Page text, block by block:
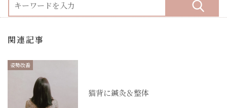
関連記事
姿勢改善
猫背に鍼灸＆整体